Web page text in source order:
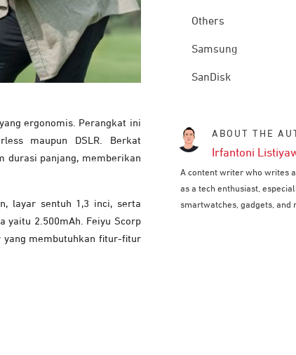
ergonomis. Perangkat ini
maupun DSLR. Berkat
durasi panjang, memberikan
layar sentuh 1,3 inci, serta
yaitu 2.500mAh. Feiyu Scorp
yang membutuhkan fitur-fitur
Others
Samsung
SanDisk
ABOUT THE
Irfantoni
A content writer who writes
as a tech enthusiast,
smartwatches, gadgets, and